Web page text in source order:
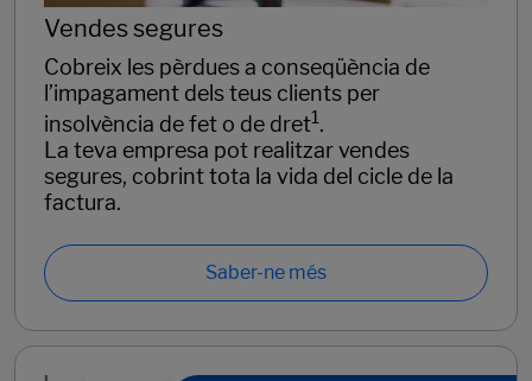
Vendes segures
Cobreix les pèrdues a conseqüència de
l’impagament dels teus clients per
insolvència de fet o de dret1.
La teva empresa pot realitzar vendes
segures, cobrint tota la vida del cicle de la
factura.
Saber-ne més